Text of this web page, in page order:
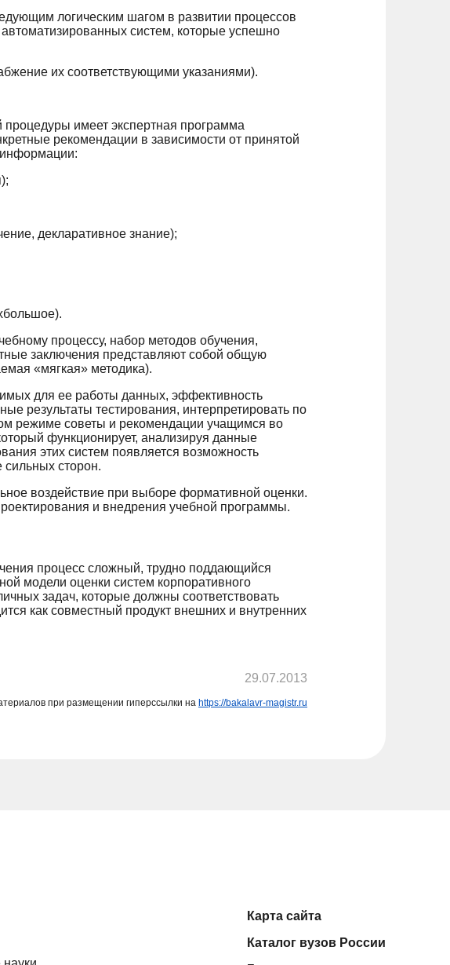
логическим шагом в развитии процессов
систем, которые успешно
их соответствующими указаниями).
имеет экспертная программа
рекомендации в зависимости от принятой
декларативное знание);
процессу, набор методов обучения,
заключения представляют собой общую
«мягкая» методика).
для ее работы данных, эффективность
результаты тестирования, интерпретировать по
режиме советы и рекомендации учащимся во
функционирует, анализируя данные
этих систем появляется возможность
сильных сторон.
воздействие при выборе формативной оценки.
и внедрения учебной программы.
процесс сложный, трудно поддающийся
модели оценки систем корпоративного
задач, которые должны соответствовать
как совместный продукт внешних и внутренних
29.07.2013
при размещении гиперссылки на https://bakalavr-magistr.ru
Карта сайта
Каталог вузов России